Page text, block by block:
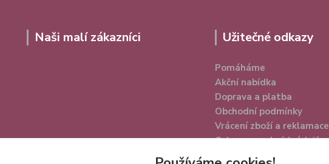
Naši malí zákazníci Užitečné odkazy
Pomáháme
Akční nabídka
Doprava a platba
Obchodní podmínky
Vrácení zboží a reklamace
Ochrana osobních údajů